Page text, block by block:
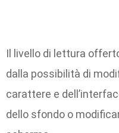
Il livello di lettura
dalla possibilità di
carattere e
dello sfondo o